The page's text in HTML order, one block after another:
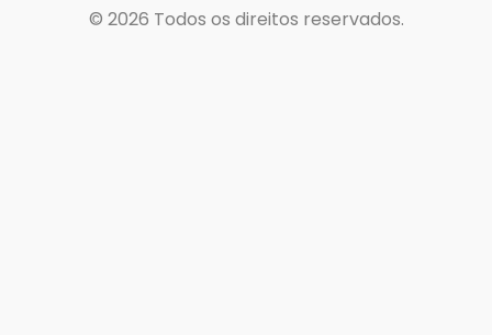
© 2026 Todos os direitos reservados.